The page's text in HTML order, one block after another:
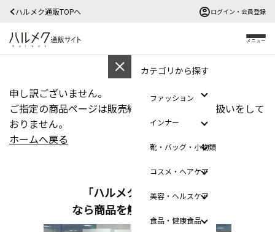
ハルメク通販TOPへ ログイン・会員登録
メニュー
カテゴリから探す
ファッション
インナー
靴・バッグ・小物類
コスメ・ヘアケア
美容・ヘルスケア
食品・健康食品
申し訳ございません。
ご指定の商品ページは販売終了か、ただ今お取扱いをして
おりません。
ホームへ戻る
「ハルメクのおみせ」
なら商品を触って選べます